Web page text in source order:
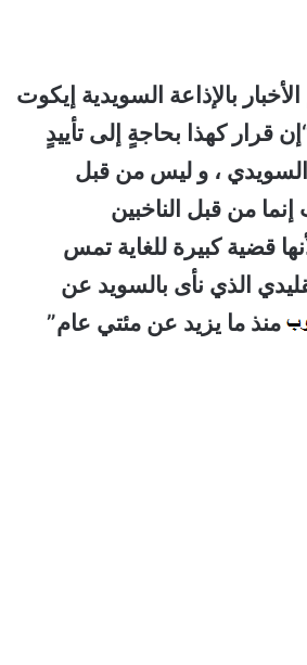
بالإذاعة السويدية إيكوت
قرار كهذا بحاجةٍ إلى تأييدٍ
، و ليس من قبل
من قبل الناخبين
قضية كبيرة للغاية تمس
الذي نأى بالسويد عن
منذ ما يزيد عن مئتي عام”